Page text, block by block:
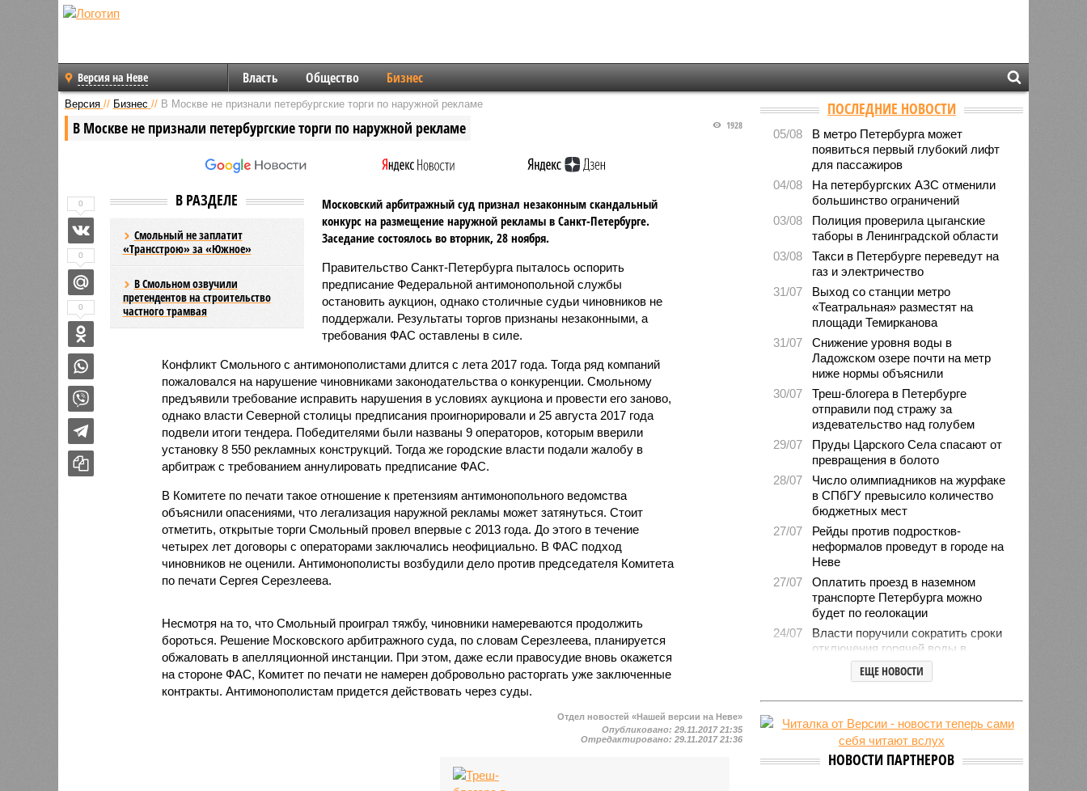
Версия на Неве Власть Общество Бизнес
Версия // Бизнес // В Москве не признали петербургские торги по наружной рекламе
В Москве не признали петербургские торги по наружной рекламе 1928
В РАЗДЕЛЕ
Смольный не заплатит
«Трансстрою» за «Южное»
В Смольном озвучили
претендентов на строительство
частного трамвая
Московский арбитражный суд признал незаконным скандальный
конкурс на размещение наружной рекламы в Санкт-Петербурге.
Заседание состоялось во вторник, 28 ноября.
Правительство Санкт-Петербурга пыталось оспорить
предписание Федеральной антимонопольной службы
остановить аукцион, однако столичные судьи чиновников не
поддержали. Результаты торгов признаны незаконными, а
требования ФАС оставлены в силе.
Конфликт Смольного с антимонополистами длится с лета 2017 года. Тогда ряд компаний
пожаловался на нарушение чиновниками законодательства о конкуренции. Смольному
предъявили требование исправить нарушения в условиях аукциона и провести его заново,
однако власти Северной столицы предписания проигнорировали и 25 августа 2017 года
подвели итоги тендера. Победителями были названы 9 операторов, которым вверили
установку 8 550 рекламных конструкций. Тогда же городские власти подали жалобу в
арбитраж с требованием аннулировать предписание ФАС.
В Комитете по печати такое отношение к претензиям антимонопольного ведомства
объяснили опасениями, что легализация наружной рекламы может затянуться. Стоит
отметить, открытые торги Смольный провел впервые с 2013 года. До этого в течение
четырех лет договоры с операторами заключались неофициально. В ФАС подход
чиновников не оценили. Антимонополисты возбудили дело против председателя Комитета
по печати Сергея Серезлеева.
Несмотря на то, что Смольный проиграл тяжбу, чиновники намереваются продолжить
бороться. Решение Московского арбитражного суда, по словам Серезлеева, планируется
обжаловать в апелляционной инстанции. При этом, даже если правосудие вновь окажется
на стороне ФАС, Комитет по печати не намерен добровольно расторгать уже заключенные
контракты. Антимонополистам придется действовать через суды.
0
0
0
Отдел новостей «Нашей версии на Неве»
Опубликовано:29.11.2017 21:35
Отредактировано:29.11.2017 21:36
ПОСЛЕДНИЕ НОВОСТИ
05/08
В метро Петербурга может
появиться первый глубокий лифт
для пассажиров
04/08
На петербургских АЗС отменили
большинство ограничений
03/08
Полиция проверила цыганские
таборы в Ленинградской области
03/08
Такси в Петербурге переведут на
газ и электричество
31/07
Выход со станции метро
«Театральная» разместят на
площади Темирканова
31/07
Снижение уровня воды в
Ладожском озере почти на метр
ниже нормы объяснили
30/07
Треш-блогера в Петербурге
отправили под стражу за
издевательство над голубем
29/07
Пруды Царского Села спасают от
превращения в болото
28/07
Число олимпиадников на журфаке
в СПбГУ превысило количество
бюджетных мест
27/07
Рейды против подростков-
неформалов проведут в городе на
Неве
27/07
Оплатить проезд в наземном
транспорте Петербурга можно
будет по геолокации
24/07
Власти поручили сократить сроки
отключения горячей воды в
Петербурге
День ВМФ в Петербурге отметят
без главного военно-морского
Новую категорию водительских
прав предложили ввести в
Петербурге
ЕЩЕ НОВОСТИ
НОВОСТИ ПАРТНЕРОВ